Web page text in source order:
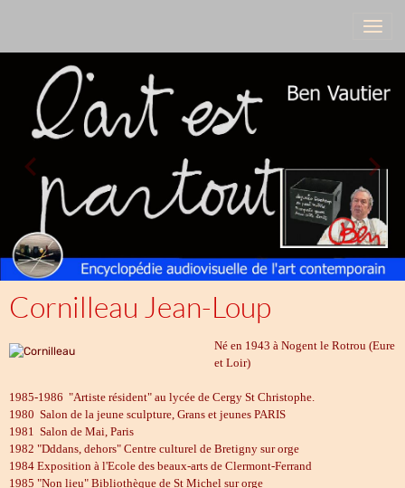
Cornilleau Jean-Loup
Né en 1943 à Nogent le Rotrou (Eure
et Loir)
1985-1986 "Artiste résident" au lycée de Cergy St Christophe.
1980 Salon de la jeune sculpture, Grans et jeunes PARIS
1981 Salon de Mai, Paris
1982 "Dddans, dehors" Centre culturel de Bretigny sur orge
1984 Exposition à l'Ecole des beaux-arts de Clermont-Ferrand
1985 "Non lieu" Bibliothèque de St Michel sur orge